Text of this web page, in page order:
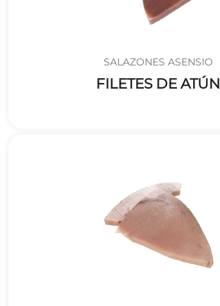
SALAZONES ASENSIO
FILETES DE ATÚN